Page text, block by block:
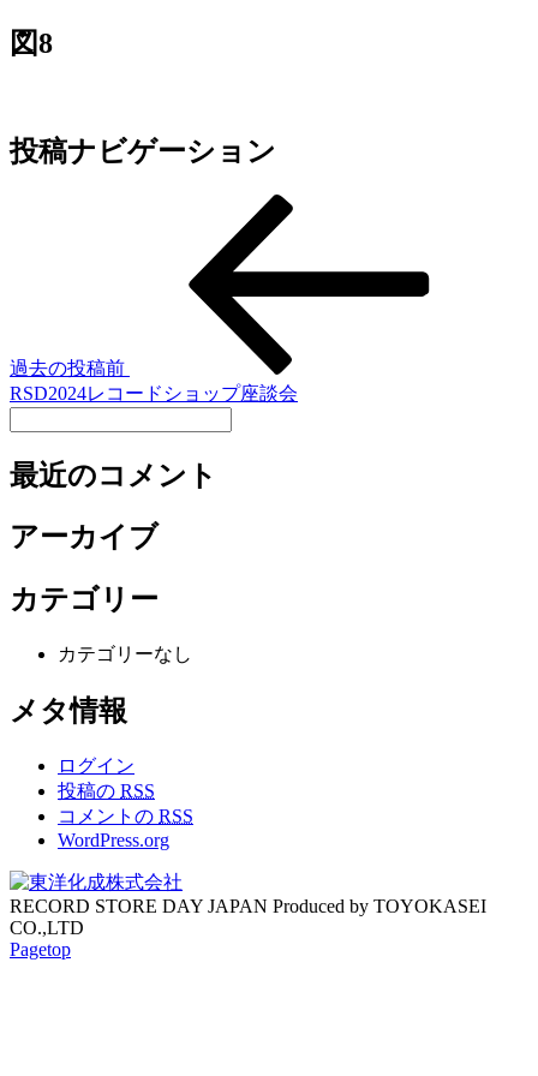
図8
投稿ナビゲーション
過去の投稿前
RSD2024レコードショップ座談会
最近のコメント
アーカイブ
カテゴリー
カテゴリーなし
メタ情報
ログイン
投稿の RSS
コメントの RSS
WordPress.org
RECORD STORE DAY JAPAN Produced by TOYOKASEI
CO.,LTD
Pagetop